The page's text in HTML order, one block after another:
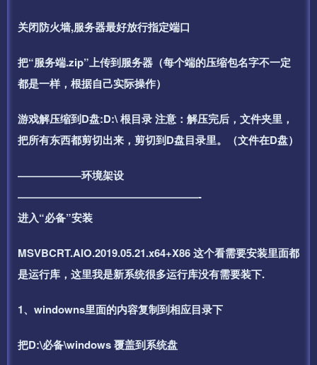
关闭防火墙,服务器最好放行指定端口
把“服务端.zip”上传到服务器（每个端的压缩包名字不一定
都是一样，根据自己实际操作）
游戏解压缩到D盘:D:\ 根目录 注意：解压完后，文件夹里，
把所有东西都剪切出来，剪切到D盘目录里。（文件在D盘）
——————环境架设
—————————————————-
进入“必备”安装
MSVBCRT.AIO.2019.05.21.x64+X86 这个看需要安装里面都
是运行库，这里我是新系统很多运行库没有需要装下.
1、windowns里面的内容复制到相应目录下
把D:\必备\windows 覆盖到系统盘